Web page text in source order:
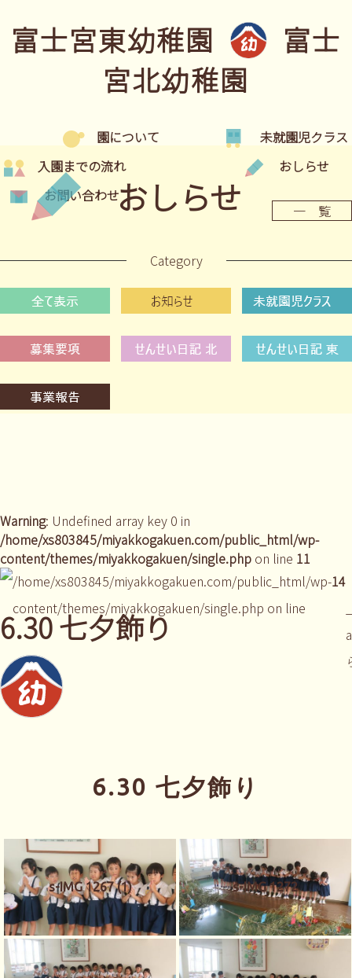
富士宮東幼稚園
富士
宮北幼稚園
園について
未就園児クラス
入園までの流れ
おしらせ
お問い合わせおしらせ 一 覧
Category
Warning: Undefined array key 0 in
/home/xs803845/miyakkogakuen.com/public_html/wp-
content/themes/miyakkogakuen/single.php on line 11
/home/xs803845/miyakkogakuen.com/public_html/wp-
content/themes/miyakkogakuen/single.php on line
14
6.30 七夕飾り
6.30 七夕飾り
s-IMG 1267 (1) s-IMG 1272